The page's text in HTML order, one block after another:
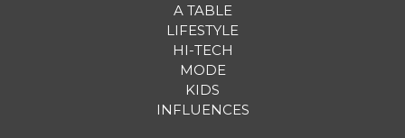
A TABLE
LIFESTYLE
HI-TECH
MODE
KIDS
INFLUENCES